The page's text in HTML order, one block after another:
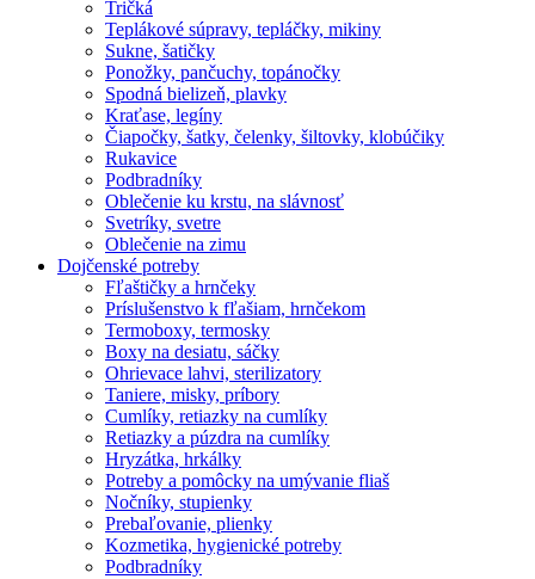
Tričká
Teplákové súpravy, tepláčky, mikiny
Sukne, šatičky
Ponožky, pančuchy, topánočky
Spodná bielizeň, plavky
Kraťase, legíny
Čiapočky, šatky, čelenky, šiltovky, klobúčiky
Rukavice
Podbradníky
Oblečenie ku krstu, na slávnosť
Svetríky, svetre
Oblečenie na zimu
Dojčenské potreby
Fľaštičky a hrnčeky
Príslušenstvo k fľašiam, hrnčekom
Termoboxy, termosky
Boxy na desiatu, sáčky
Ohrievace lahvi, sterilizatory
Taniere, misky, príbory
Cumlíky, retiazky na cumlíky
Retiazky a púzdra na cumlíky
Hryzátka, hrkálky
Potreby a pomôcky na umývanie fliaš
Nočníky, stupienky
Prebaľovanie, plienky
Kozmetika, hygienické potreby
Podbradníky